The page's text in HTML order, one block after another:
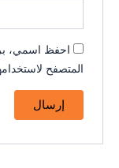
احفظ اسمي،
المتصفح